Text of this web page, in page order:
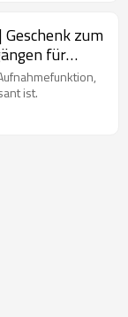
zum
für
Teddybär-
ist.